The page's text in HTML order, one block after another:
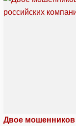
Двое мошенников